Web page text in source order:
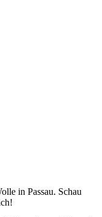
in Passau. Schau